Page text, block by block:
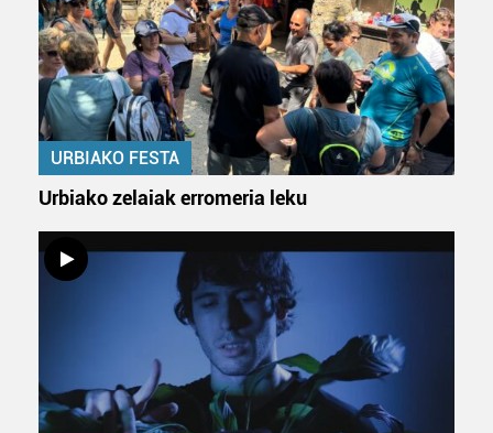
URBIAKO FESTA
Urbiako zelaiak erromeria leku